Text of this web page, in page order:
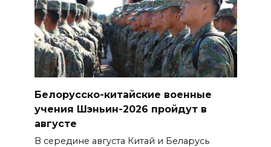
Белорусско-китайские военные
учения Шэньин-2026 пройдут в
августе
В середине августа Китай и Беларусь